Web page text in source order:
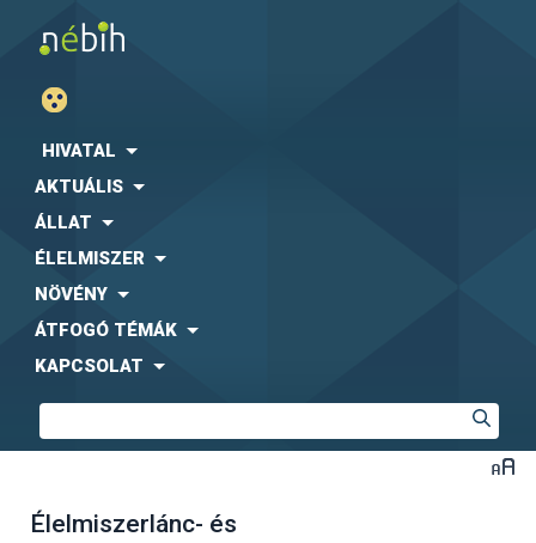
HIVATAL
AKTUÁLIS
ÁLLAT
ÉLELMISZER
NÖVÉNY
ÁTFOGÓ TÉMÁK
KAPCSOLAT
Élelmiszerlánc- és